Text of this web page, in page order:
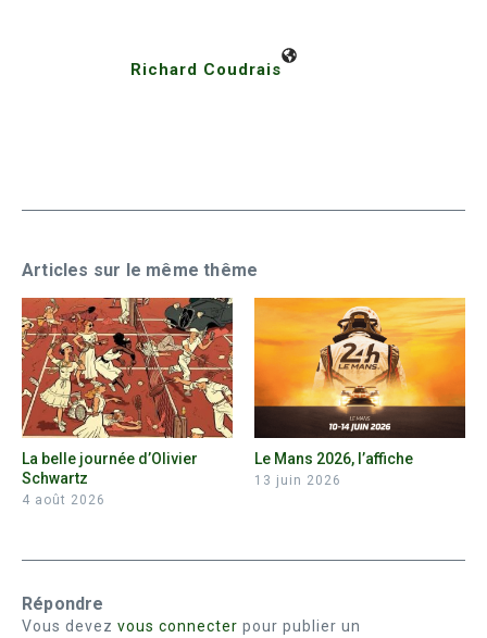
Richard Coudrais
Articles sur le même thême
La belle journée d’Olivier
Schwartz
4 août 2026
Le Mans 2026, l’affiche
13 juin 2026
Répondre
Vous devez vous connecter pour publier un